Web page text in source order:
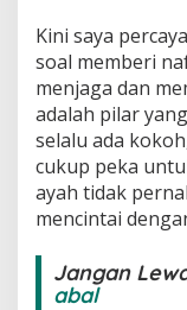
Kini saya
soal memberi
menjaga dan
adalah pilar
selalu ada
cukup peka
ayah tidak
mencintai
Jangan
abal